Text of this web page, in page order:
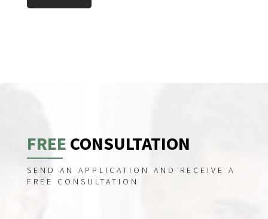
FREE CONSULTATION
SEND AN APPLICATION AND RECEIVE A
FREE CONSULTATION